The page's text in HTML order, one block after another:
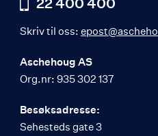
Skriv til oss:
Aschehoug AS
Org.nr: 935 302 137
Besøksadresse:
Sehesteds gate 3